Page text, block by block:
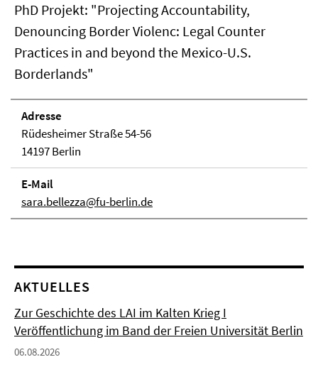
PhD Projekt: "Projecting Accountability,
Denouncing Border Violenc: Legal Counter
Practices in and beyond the Mexico-U.S.
Borderlands"
Adresse
Rüdesheimer Straße 54-56
14197 Berlin
E-Mail
sara.bellezza@fu-berlin.de
AKTUELLES
Zur Geschichte des LAI im Kalten Krieg I
Veröffentlichung im Band der Freien Universität Berlin
06.08.2026